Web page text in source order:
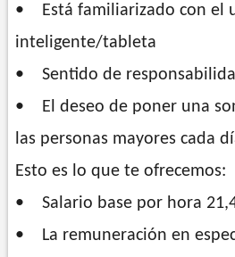
• Está familiarizado con el
inteligente/tableta
• Sentido de
• El deseo de poner una
las personas mayores cada
Esto es lo que te ofrecemos:
• Salario base por hora
• La remuneración en